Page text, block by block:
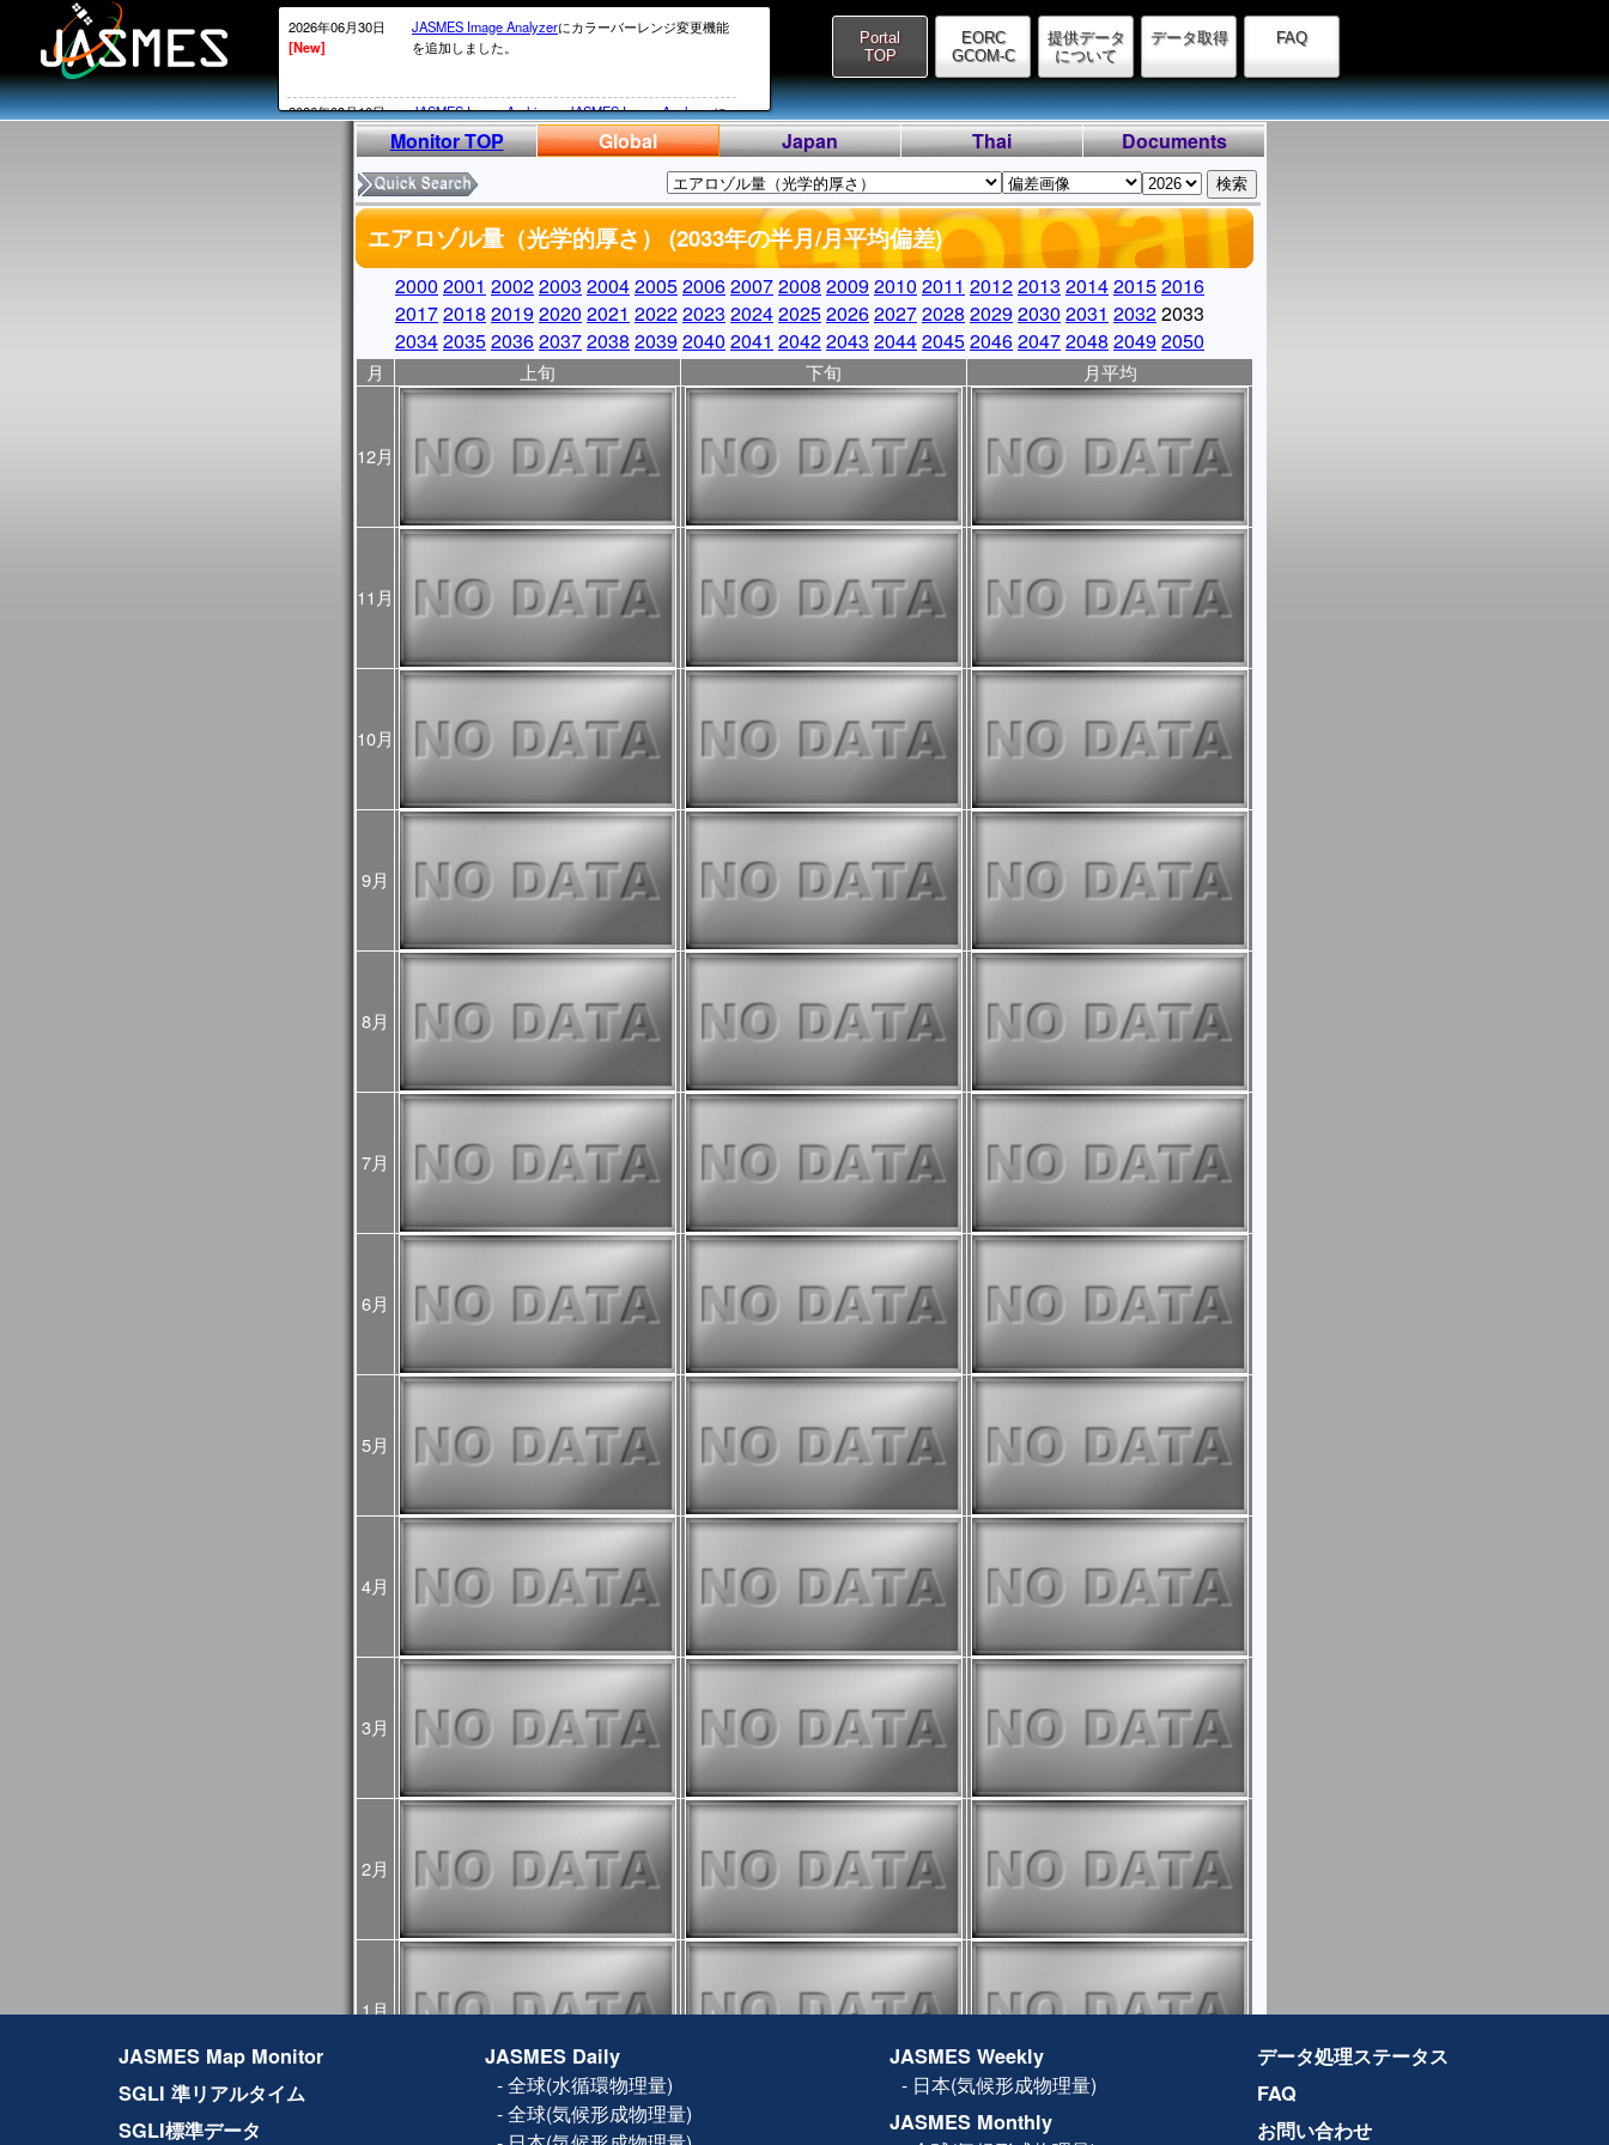
2026年06月30日
[New]
JASMES Image Analyzerにカラーバーレンジ変更機能
を追加しました。
2026年03月10日
JASMES Image Archive、JASMES Image Analyzerに
表示物理 量を追加しました。
2026年02月20日
衛星内の時刻がGPS系からDMS系に変わったため、
2026年02月12日頃～02月14日(UTC)にかけてのSGLIデ
ータについては、
MOS系の通常の処理ができない（処理に膨大な時間が
かかる）ことが発生しております。
処理されていないデータのリカバリについては、今後
実施していきます。
2026年02月13日
・SGLI標準データ、SGLI準リアルデータの提供が遅延
しています。サービス復旧時にお知らせいたします。
JASMES Image Archive、JASMES Image Analyzer
2025年12月26日
2026/1/7よりSGLIのET（蒸発散プロダクト）をV1001
に、データ提供期間を表示する機能を追加しました。
10/18から10/23までTIRに縞模様が出ることがあります
ントリストをご覧ください。
表示物理量を追加しました。
を公開しました。
2025年03月28日
JASMESエアロゾル統計プロダクトの作成手法を更新
し、v3200として公開しました。
像についても再作成を行いました。
プロダクト詳細についてはこちらをご確認ください。
をご確認ください。
2024年12月～2025年3月までエアロゾル推定において
め、
今後再処理を予定しております。他の期間より精度が
2025年02月25日
JASMES Imageに以下の物理量を追加いたしました。
MODIS(Terra+Aqua))
雪氷分布の偏差画像については、他のプロダクトと比
JASMES Climate モニタは公開停止いたしました。今
後はJASMES Image Archiveをご利用ください。
2024年12月末に内湾モニタを閉鎖し、
GEE版 内湾モ
ニタへ統合します。
らをご確認ください。
2024年10月03日(木) の設備メンテナンス以降、
ましたが、復旧しました。
2024年08月16日
2024年8月12日から8月15日(UTC)まで中断していた
GCOM-Cの観測が、8月16日0時(UTC)頃から再開しま
降の観測画像・データは従来通り更新予定です。
追加しました。詳細は 操作方法をご確認ください。
た。蒸発散量についてはFAQをご確認ください。
止などの影響が出る見込みです。
1回目：02月19日（月）：SGLI準リアルの配信遅延
2回目：02月22日（木）～26日（月）10:00JST
(01:00UTC)：Web更新停止。※FTPは更新されます
3回目：02月26日（月）10:00～15:00JST（01:00-
06:00UTC）： Webサイト、FTPへのアクセス不可
Portal
TOP
EORC
GCOM-C
提供データ
について
データ取得 FAQ
Monitor TOP Global Japan Thai Documents
エアロゾル量（光学的厚さ） (2033年の半月/月平均偏差)
2000 2001 20022003 20042005200620072008 20092010 2011 20122013 201420152016
20172018 20192020 2021 20222023 20242025202620272028 20292030 2031 20322033
20342035203620372038 20392040 2041 20422043 20442045204620472048 20492050
月 上旬 下旬 月平均
12月
11月
10月
9月
8月
7月
6月
5月
4月
3月
2月
1月
JASMES Map Monitor
SGLI 準リアルタイム
SGLI標準データ
JASMES Daily
-全球(水循環物理量)
-全球(気候形成物理量)
JASMES Weekly
- 日本(気候形成物理量)
JASMES Monthly
データ処理ステータス
FAQ
お問い合わせ